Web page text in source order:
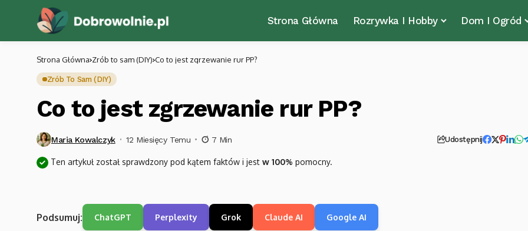
Strona Główna Rozrywka I Hobby Dom I Ogród
Strona Główna Zrób to sam (DIY) Co to jest zgrzewanie rur PP?
Zrób To Sam (DIY)
Co to jest zgrzewanie rur PP?
Maria Kowalczyk 12 Miesięcy Temu 7 Min Udostępnij
Ten artykuł został sprawdzony pod kątem faktów i jest w 100% pomocny.
Podsumuj: ChatGPT Perplexity Grok Claude AI Google AI